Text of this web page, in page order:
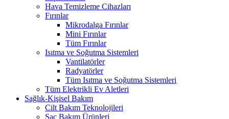
Hava Temizleme Cihazları
Fırınlar
Mikrodalga Fırınlar
Mini Fırınlar
Tüm Fırınlar
Isıtma ve Soğutma Sistemleri
Vantilatörler
Radyatörler
Tüm Isıtma ve Soğutma Sistemleri
Tüm Elektrikli Ev Aletleri
Sağlık-Kişisel Bakım
Cilt Bakım Teknolojileri
Saç Bakım Ürünleri